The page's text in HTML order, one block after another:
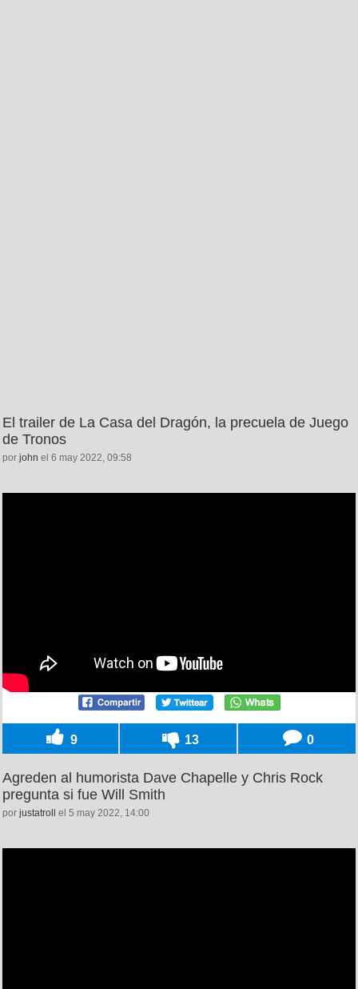
El trailer de La Casa del Dragón, la precuela de Juego
de Tronos
por john el 6 may 2022, 09:58
9 13 0
Agreden al humorista Dave Chapelle y Chris Rock
pregunta si fue Will Smith
por justatroll el 5 may 2022, 14:00